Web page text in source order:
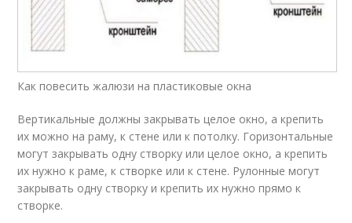
Как повесить жалюзи на пластиковые окна
Вертикальные должны закрывать целое окно, а крепить
их можно на раму, к стене или к потолку. Горизонтальные
могут закрывать одну створку или целое окно, а крепить
их нужно к раме, к створке или к стене. Рулонные могут
закрывать одну створку и крепить их нужно прямо к
створке.